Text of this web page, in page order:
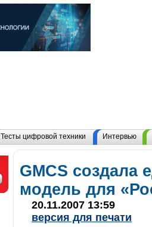
Тесты цифровой техники Интервью
GMCS cоздала
модель для
20.11.2007 13:59
версия для печати